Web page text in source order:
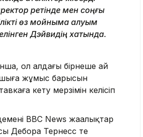
ретінде мен соңғы
өз мойныма алуым
Дэйвидің хатында.
ол алдағы бірнеше ай
жұмыс барысын
кету мерзімін келісіп
BBC News жаңалықтар
Дебора Тернесс те